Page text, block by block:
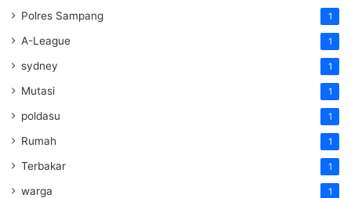
Polres Sampang 1
A-League 1
sydney 1
Mutasi 1
poldasu 1
Rumah 1
Terbakar 1
warga 1